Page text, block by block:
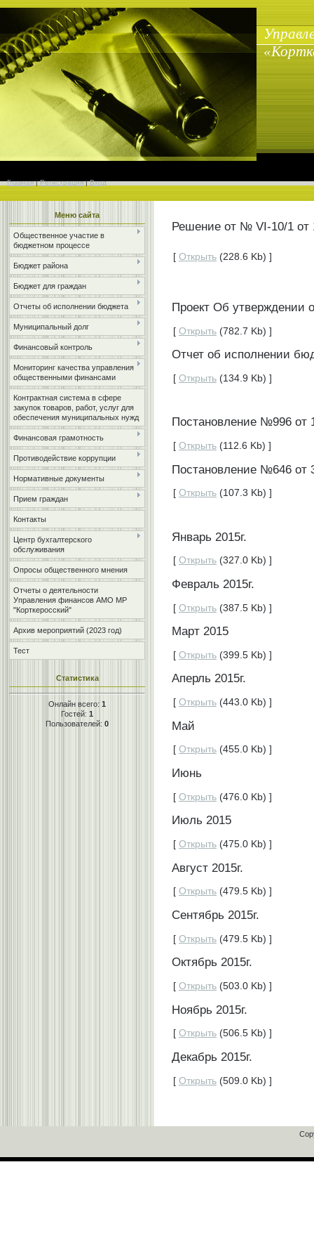
Главная|Регистрация|Вход
Меню сайта
Общественное участие в
бюджетном процессе
Бюджет района
Бюджет для граждан
Отчеты об исполнении бюджета
Муниципальный долг
Финансовый контроль
Мониторинг качества управления
общественными финансами
Контрактная система в сфере
закупок товаров, работ, услуг для
обеспечения муниципальных нужд
Финансовая грамотность
Противодействие коррупции
Нормативные документы
Прием граждан
Контакты
Центр бухгалтерского
обслуживания
Опросы общественного мнения
Отчеты о деятельности
Управления финансов АМО МР
"Корткеросский"
Архив мероприятий (2023 год)
Тест
Статистика
Онлайн всего: 1
Гостей: 1
Пользователей: 0
Решение от № VI-10/1 от
[ Открыть (228.6 Kb) ]
Проект Об утверждении
[ Открыть (782.7 Kb) ]
Отчет об исполнении
[ Открыть (134.9 Kb) ]
Постановление №996 от
[ Открыть (112.6 Kb) ]
Постановление №646 от
[ Открыть (107.3 Kb) ]
Январь 2015г.
[ Открыть (327.0 Kb) ]
Февраль 2015г.
[ Открыть (387.5 Kb) ]
Март 2015
[ Открыть (399.5 Kb) ]
Аперль 2015г.
[ Открыть (443.0 Kb) ]
Май
[ Открыть (455.0 Kb) ]
Июнь
[ Открыть (476.0 Kb) ]
Июль 2015
[ Открыть (475.0 Kb) ]
Август 2015г.
[ Открыть (479.5 Kb) ]
Сентябрь 2015г.
[ Открыть (479.5 Kb) ]
Октябрь 2015г.
[ Открыть (503.0 Kb) ]
Ноябрь 2015г.
[ Открыть (506.5 Kb) ]
Декабрь 2015г.
[ Открыть (509.0 Kb) ]